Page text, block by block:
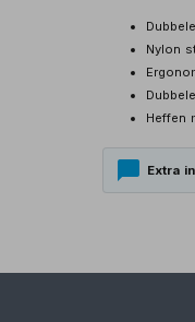
Nylon
Heffen
Extra